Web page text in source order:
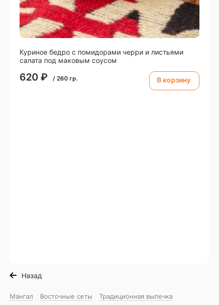
Куриное бедро с помидорами черри и листьями
салата под маковым соусом
620 ₽ / 260 гр. В корзину
Назад
Мангал Восточные сеты
Традиционная выпечка